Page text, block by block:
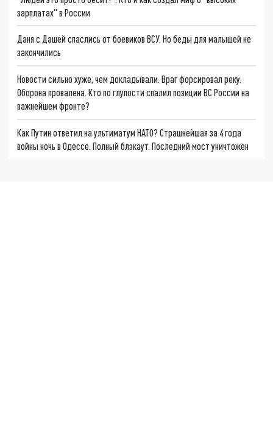
зарплатах" в России
Даня с Дашей спаслись от боевиков ВСУ. Но беды для малышей не
закончились
Новости сильно хуже, чем докладывали. Враг форсировал реку.
Оборона провалена. Кто по глупости спалил позиции ВС России на
важнейшем фронте?
Как Путин ответил на ультиматум НАТО? Страшнейшая за 4 года
войны ночь в Одессе. Полный блэкаут. Последний мост уничтожен